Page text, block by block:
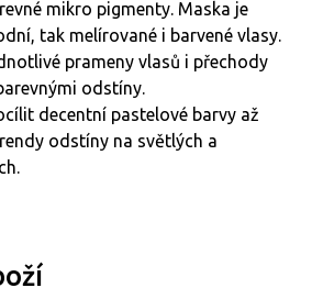
mikro pigmenty. Maska je
tak melírované i barvené vlasy.
prameny vlasů i přechody
odstíny.
decentní pastelové barvy až
odstíny na světlých a